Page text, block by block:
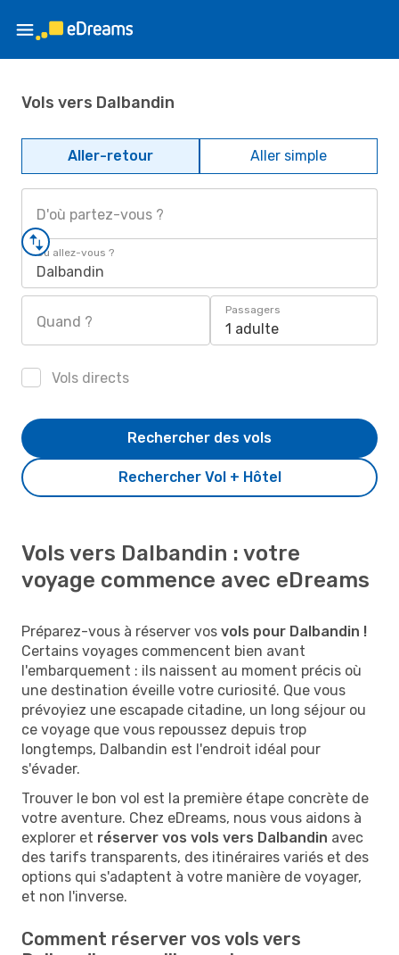
Vols vers Dalbandin
Aller-retour Aller simple
D'où partez-vous ?
Où allez-vous ?
Dalbandin
Quand ?
Passagers
1 adulte
Vols directs
Rechercher Vol + Hôtel
Rechercher des vols
Vols vers Dalbandin : votre
voyage commence avec eDreams
Préparez-vous à réserver vos vols pour Dalbandin !
Certains voyages commencent bien avant
l'embarquement : ils naissent au moment précis où
une destination éveille votre curiosité. Que vous
prévoyiez une escapade citadine, un long séjour ou
ce voyage que vous repoussez depuis trop
longtemps, Dalbandin est l'endroit idéal pour
s'évader.
Trouver le bon vol est la première étape concrète de
votre aventure. Chez eDreams, nous vous aidons à
explorer et réserver vos vols vers Dalbandin avec
des tarifs transparents, des itinéraires variés et des
options qui s'adaptent à votre manière de voyager,
et non l'inverse.
Comment réserver vos vols vers